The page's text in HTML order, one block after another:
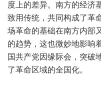
度上的差异。南方的经济
致用传统，共同构成了革
场革命的基础在南方内部
的趋势，这也微妙地影响
国共产党因缘际会，突破
了革命区域的全国化。